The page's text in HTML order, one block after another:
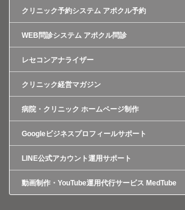
クリニック予約システム アポクル予約
WEB問診システム アポクル問診
レセコンアナライザー
クリニック経営マガジン
病院・クリニック ホームページ制作
Googleビジネスプロフィールサポート
LINE公式アカウント運用サポート
動画制作・YouTube運用代行サービス MedTube